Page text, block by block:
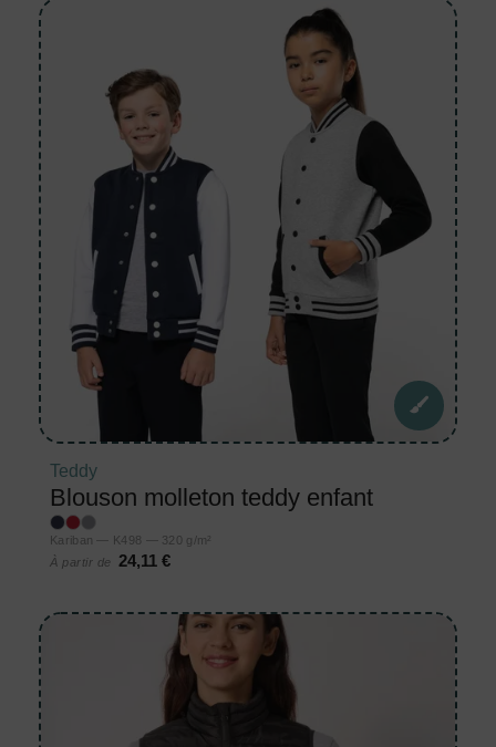
Teddy
Blouson molleton teddy enfant
Kariban — K498 — 320 g/m²
À partir de
24,11 €